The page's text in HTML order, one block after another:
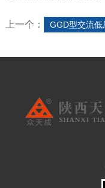
上一个： GGD型交流低